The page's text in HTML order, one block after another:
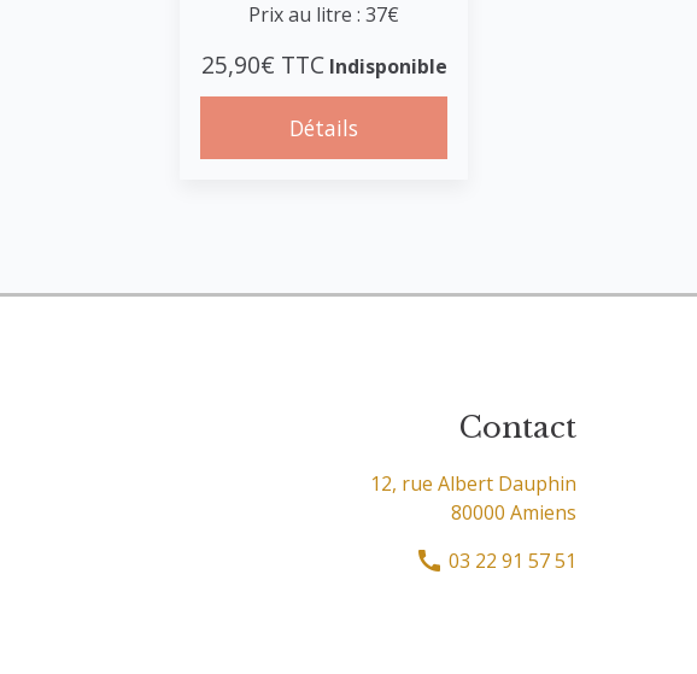
Prix au litre : 37€
25,90€ TTC Indisponible
Détails
Contact
12, rue Albert Dauphin
80000 Amiens
03 22 91 57 51